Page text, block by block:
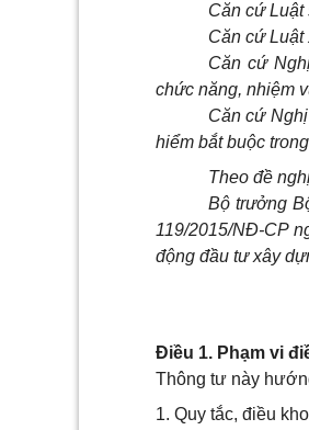
Căn cứ Luật
Căn cứ Luật
Căn cứ
chức năng, nhiệm
Căn cứ
hiểm bắt buộc
Theo đề
Bộ trưởng
119/2015/NĐ-CP
động đầu tư xây
Điều 1. Phạm vi
Thông tư này
1. Quy tắc, điều